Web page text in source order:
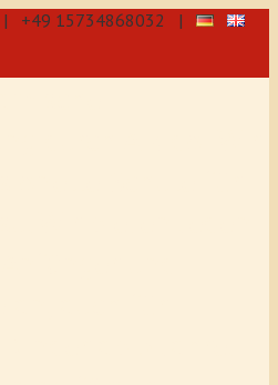
| +49 15734868032 |